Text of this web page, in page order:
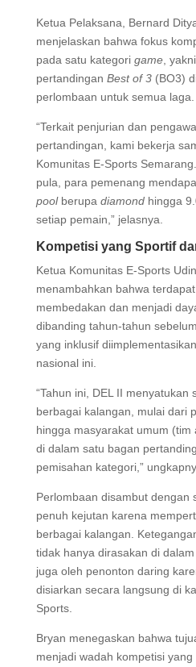
Ketua Pelaksana, Bernard
menjelaskan bahwa fokus
pada satu kategori game,
pertandingan Best of 3(BO3)
perlombaan untuk semua laga.
“Terkait penjurian dan
pertandingan, kami bekerja
Komunitas E-Sports
pula, para pemenang
poolberupa diamondhingga
setiap pemain,” jelasnya.
Kompetisi yang Sportif
Ketua Komunitas E-Sports
menambahkan bahwa
membedakan dan menjadi
dibanding tahun-tahun
yang inklusif
nasional ini.
“Tahun ini, DEL II menyatukan
berbagai kalangan, mulai dari
hingga masyarakat umum
di dalam satu bagan
pemisahan kategori,”
Perlombaan disambut dengan
penuh kejutan karena
berbagai kalangan.
tidak hanya dirasakan di
juga oleh penonton daring
disiarkan secara langsung di
Sports.
Bryan menegaskan bahwa
menjadi wadah kompetisi